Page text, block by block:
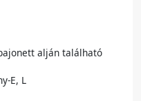
alján található
E, L